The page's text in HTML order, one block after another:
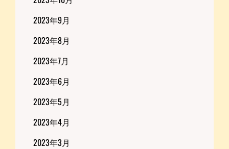
2023年9月
2023年8月
2023年7月
2023年6月
2023年5月
2023年4月
2023年3月